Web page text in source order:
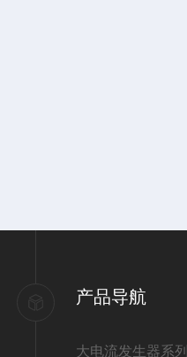
产品导航
大电流发生器系列